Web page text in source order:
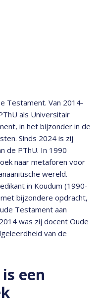
Testament. Van 2014-
als Universitair
in het bijzonder in de
Sinds 2024 is zij
de PThU. In 1990
naar metaforen voor
wereld.
in Koudum (1990-
bijzondere opdracht,
Testament aan
was zij docent Oude
van de
een